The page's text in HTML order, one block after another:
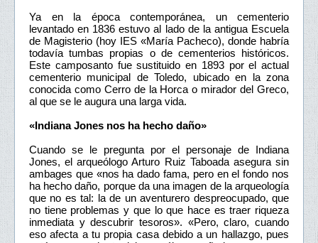
Ya en la época contemporánea, un cementerio
levantado en 1836 estuvo al lado de la antigua Escuela
de Magisterio (hoy IES «María Pacheco), donde habría
todavía tumbas propias o de cementerios históricos.
Este camposanto fue sustituido en 1893 por el actual
cementerio municipal de Toledo, ubicado en la zona
conocida como Cerro de la Horca o mirador del Greco,
al que se le augura una larga vida.
«Indiana Jones nos ha hecho daño»
Cuando se le pregunta por el personaje de Indiana
Jones, el arqueólogo Arturo Ruiz Taboada asegura sin
ambages que «nos ha dado fama, pero en el fondo nos
ha hecho daño, porque da una imagen de la arqueología
que no es tal: la de un aventurero despreocupado, que
no tiene problemas y que lo que hace es traer riqueza
inmediata y descubrir tesoros». «Pero, claro, cuando
eso afecta a tu propia casa debido a un hallazgo, pues